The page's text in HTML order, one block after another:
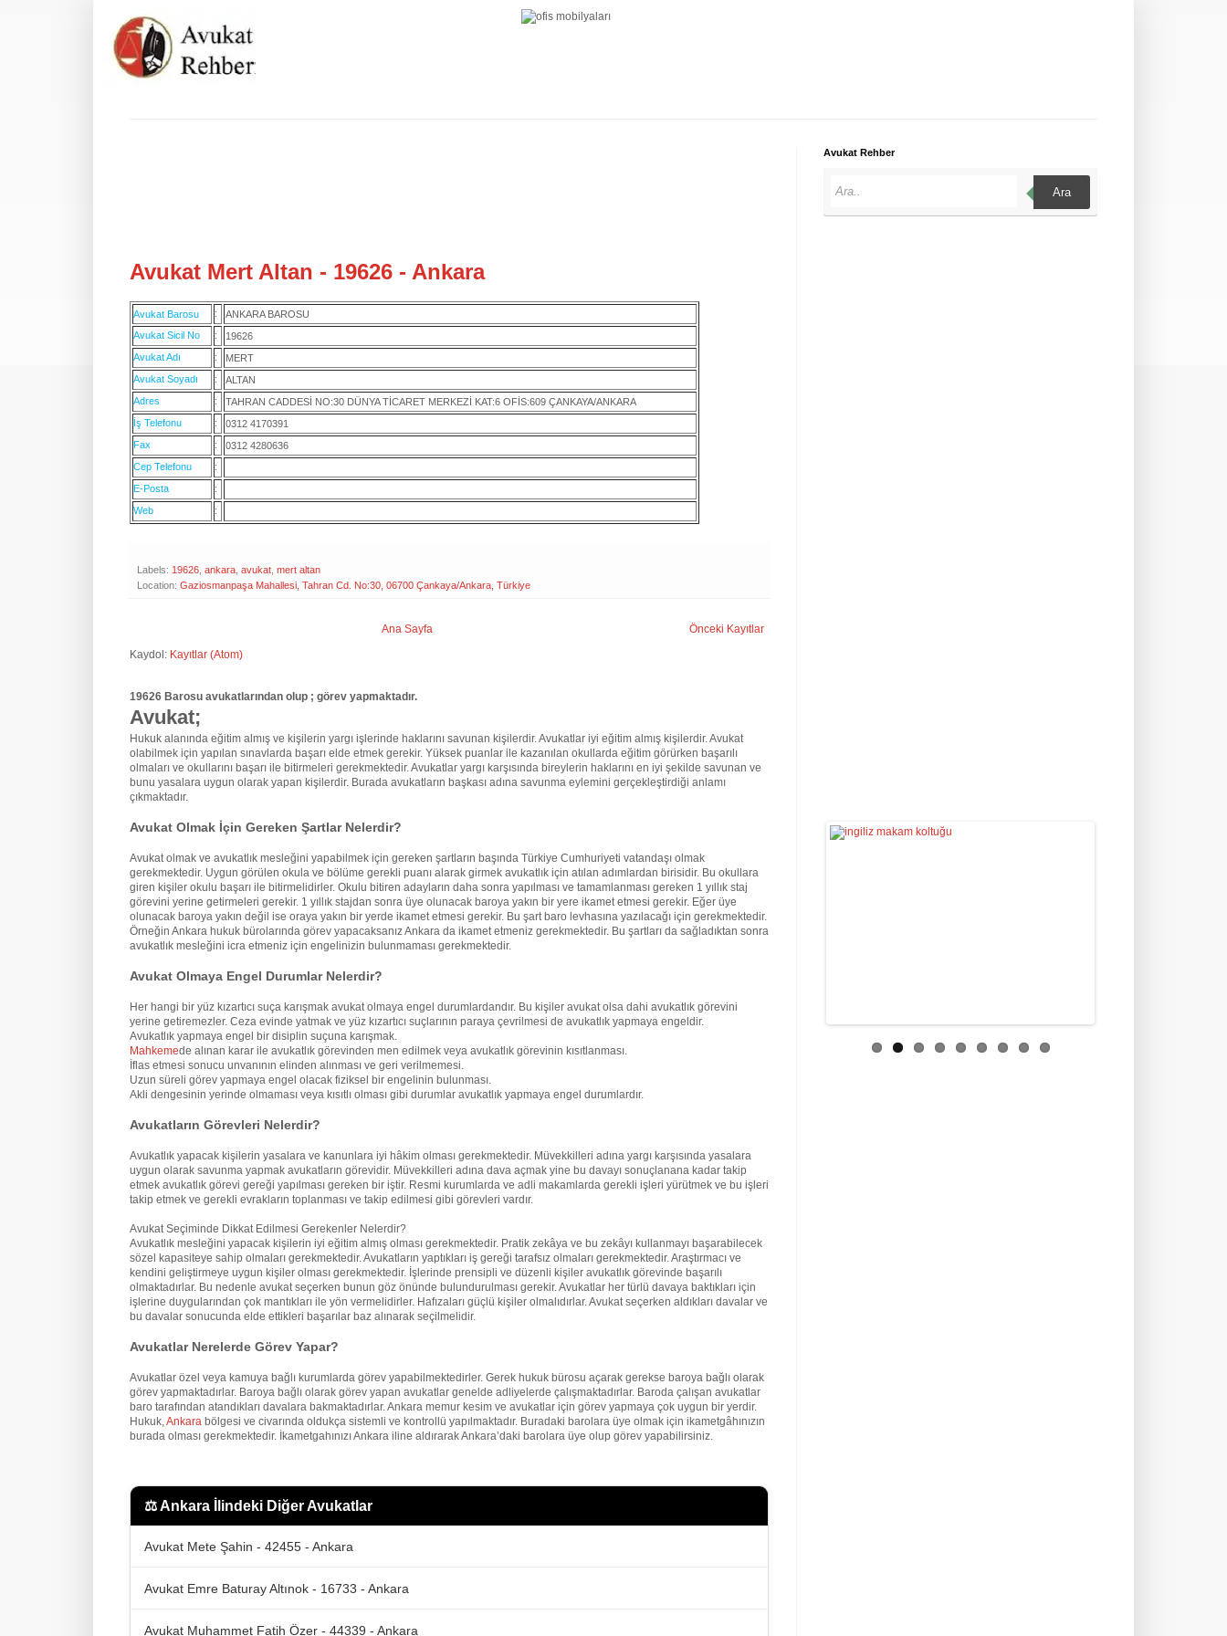
Avukat Mert Altan - 19626 - Ankara
Avukat Barosu :
ANKARA BAROSU
Avukat Sicil No
:
19626
Avukat Adı
:
MERT
Avukat Soyadı
:
ALTAN
Adres
:
TAHRAN CADDESİ NO:30 DÜNYA TİCARET MERKEZİ KAT:6 OFİS:609 ÇANKAYA/ANKARA
İş Telefonu
:
0312 4170391
Fax
:
0312 4280636
Cep Telefonu
:
E-Posta
:
Web
:
Labels: 19626 ankara avukat mert altan
Location: Gaziosmanpaşa Mahallesi, Tahran Cd. No:30, 06700 Çankaya/Ankara, Türkiye
Önceki Kayıtlar
Ana Sayfa
Kaydol: Kayıtlar (Atom)
19626 Barosu avukatlarından olup ; görev yapmaktadır.
Avukat;
Hukuk alanında eğitim almış ve kişilerin yargı işlerinde haklarını savunan kişilerdir. Avukatlar iyi eğitim almış kişilerdir. Avukat
olabilmek için yapılan sınavlarda başarı elde etmek gerekir. Yüksek puanlar ile kazanılan okullarda eğitim görürken başarılı
olmaları ve okullarını başarı ile bitirmeleri gerekmektedir. Avukatlar yargı karşısında bireylerin haklarını en iyi şekilde savunan ve
bunu yasalara uygun olarak yapan kişilerdir. Burada avukatların başkası adına savunma eylemini gerçekleştirdiği anlamı
çıkmaktadır.
Avukat Olmak İçin Gereken Şartlar Nelerdir?
Avukat olmak ve avukatlık mesleğini yapabilmek için gereken şartların başında Türkiye Cumhuriyeti vatandaşı olmak
gerekmektedir. Uygun görülen okula ve bölüme gerekli puanı alarak girmek avukatlık için atılan adımlardan birisidir. Bu okullara
giren kişiler okulu başarı ile bitirmelidirler. Okulu bitiren adayların daha sonra yapılması ve tamamlanması gereken 1 yıllık staj
görevini yerine getirmeleri gerekir. 1 yıllık stajdan sonra üye olunacak baroya yakın bir yere ikamet etmesi gerekir. Eğer üye
olunacak baroya yakın değil ise oraya yakın bir yerde ikamet etmesi gerekir. Bu şart baro levhasına yazılacağı için gerekmektedir.
Örneğin Ankara hukuk bürolarında görev yapacaksanız Ankara da ikamet etmeniz gerekmektedir. Bu şartları da sağladıktan sonra
avukatlık mesleğini icra etmeniz için engelinizin bulunmaması gerekmektedir.
Avukat Olmaya Engel Durumlar Nelerdir?
Her hangi bir yüz kızartıcı suça karışmak avukat olmaya engel durumlardandır. Bu kişiler avukat olsa dahi avukatlık görevini
yerine getiremezler. Ceza evinde yatmak ve yüz kızartıcı suçlarının paraya çevrilmesi de avukatlık yapmaya engeldir.
Avukatlık yapmaya engel bir disiplin suçuna karışmak.
Mahkemede alınan karar ile avukatlık görevinden men edilmek veya avukatlık görevinin kısıtlanması.
İflas etmesi sonucu unvanının elinden alınması ve geri verilmemesi.
Uzun süreli görev yapmaya engel olacak fiziksel bir engelinin bulunması.
Akli dengesinin yerinde olmaması veya kısıtlı olması gibi durumlar avukatlık yapmaya engel durumlardır.
Avukatların Görevleri Nelerdir?
Avukatlık yapacak kişilerin yasalara ve kanunlara iyi hâkim olması gerekmektedir. Müvekkilleri adına yargı karşısında yasalara
uygun olarak savunma yapmak avukatların görevidir. Müvekkilleri adına dava açmak yine bu davayı sonuçlanana kadar takip
etmek avukatlık görevi gereği yapılması gereken bir iştir. Resmi kurumlarda ve adli makamlarda gerekli işleri yürütmek ve bu işleri
takip etmek ve gerekli evrakların toplanması ve takip edilmesi gibi görevleri vardır.
Avukat Seçiminde Dikkat Edilmesi Gerekenler Nelerdir?
Avukatlık mesleğini yapacak kişilerin iyi eğitim almış olması gerekmektedir. Pratik zekâya ve bu zekâyı kullanmayı başarabilecek
sözel kapasiteye sahip olmaları gerekmektedir. Avukatların yaptıkları iş gereği tarafsız olmaları gerekmektedir. Araştırmacı ve
kendini geliştirmeye uygun kişiler olması gerekmektedir. İşlerinde prensipli ve düzenli kişiler avukatlık görevinde başarılı
olmaktadırlar. Bu nedenle avukat seçerken bunun göz önünde bulundurulması gerekir. Avukatlar her türlü davaya baktıkları için
işlerine duygularından çok mantıkları ile yön vermelidirler. Hafızaları güçlü kişiler olmalıdırlar. Avukat seçerken aldıkları davalar ve
bu davalar sonucunda elde ettikleri başarılar baz alınarak seçilmelidir.
Avukatlar Nerelerde Görev Yapar?
Avukatlar özel veya kamuya bağlı kurumlarda görev yapabilmektedirler. Gerek hukuk bürosu açarak gerekse baroya bağlı olarak
görev yapmaktadırlar. Baroya bağlı olarak görev yapan avukatlar genelde adliyelerde çalışmaktadırlar. Baroda çalışan avukatlar
baro tarafından atandıkları davalara bakmaktadırlar. Ankara memur kesim ve avukatlar için görev yapmaya çok uygun bir yerdir.
Hukuk,Ankara bölgesi ve civarında oldukça sistemli ve kontrollü yapılmaktadır. Buradaki barolara üye olmak için ikametgâhınızın
burada olması gerekmektedir. İkametgahınızı Ankara iline aldırarak Ankara’daki barolara üye olup görev yapabilirsiniz.
⚖️Ankara İlindeki Diğer Avukatlar
Avukat Mete Şahin - 42455 - Ankara
Avukat Emre Baturay Altınok - 16733 - Ankara
Avukat Muhammet Fatih Özer - 44339 - Ankara
Avukat Rehber
Ara